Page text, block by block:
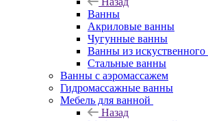
Ванны
Акриловые ванны
Чугунные ванны
Ванны из искуственного
Стальные ванны
Ванны с аэромассажем
Гидромассажные ванны
Мебель для ванной
Назад